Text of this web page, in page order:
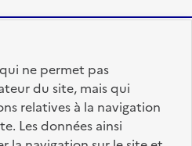
ne permet pas
du site, mais qui
relatives à la navigation
Les données ainsi